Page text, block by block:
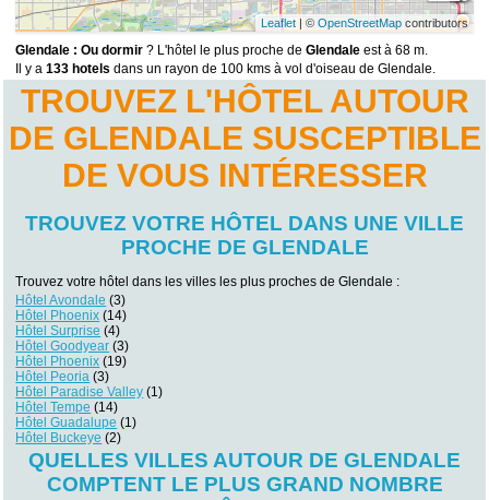
Leaflet| © OpenStreetMapcontributors
Glendale : Ou dormir ? L'hôtel le plus proche deGlendale est à 68 m.
Il y a133 hotels dans un rayon de 100 kms à vol d'oiseau de Glendale.
TROUVEZ L'HÔTEL AUTOUR
DE GLENDALE SUSCEPTIBLE
DE VOUS INTÉRESSER
TROUVEZ VOTRE HÔTEL DANS UNE VILLE
PROCHE DE GLENDALE
Trouvez votre hôtel dans les villes les plus proches de Glendale :
Hôtel Avondale (3)
Hôtel Phoenix (14)
Hôtel Surprise (4)
Hôtel Goodyear (3)
Hôtel Phoenix (19)
Hôtel Peoria (3)
Hôtel Paradise Valley (1)
Hôtel Tempe (14)
Hôtel Guadalupe (1)
Hôtel Buckeye (2)
QUELLES VILLES AUTOUR DE GLENDALE
COMPTENT LE PLUS GRAND NOMBRE